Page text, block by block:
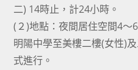
二) 14時止，計24小時。
(２)地點：夜間居住空間4～
明陽中學至美樓二樓(女性)
式進行。